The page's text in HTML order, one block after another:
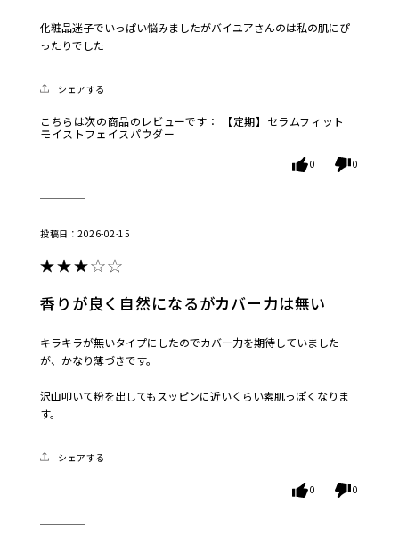
化粧品迷子でいっぱい悩みましたがバイユアさんのは私の肌にぴ
ったりでした
シェアする
こちらは次の商品のレビューです：
【定期】セラムフィット
モイストフェイスパウダー
0 0
2026-02-15
香りが良く自然になるがカバー力は無い
キラキラが無いタイプにしたのでカバー力を期待していました
が、かなり薄づきです。
沢山叩いて粉を出してもスッピンに近いくらい素肌っぽくなりま
す。
シェアする
0 0